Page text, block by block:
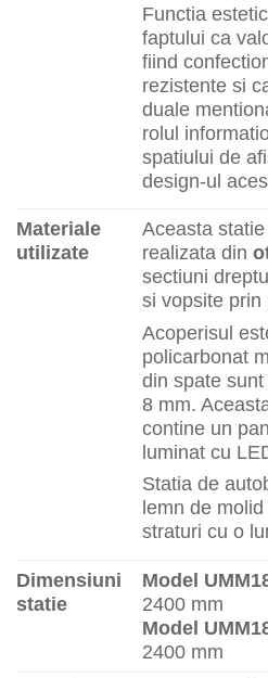
Functia
faptului ca
fiind
rezistente si
duale
rolul
spatiului de
design-ul
Materiale
utilizate
Aceasta
realizata din
sectiuni
si vopsite prin
Acoperisul
policarbonat
din spate
8 mm.
contine un
luminat cu
Statia de
lemn de
straturi cu o
Dimensiuni
statie
Model
2400 mm
Model
2400 mm